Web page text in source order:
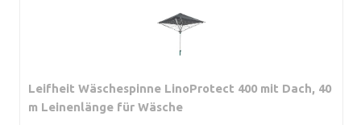
Leifheit Wäschespinne LinoProtect 400 mit Dach, 40
m Leinenlänge für Wäsche